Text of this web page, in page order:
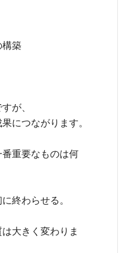
構築
が、
につながります。
重要なものは何
終わらせる。
大きく変わりま